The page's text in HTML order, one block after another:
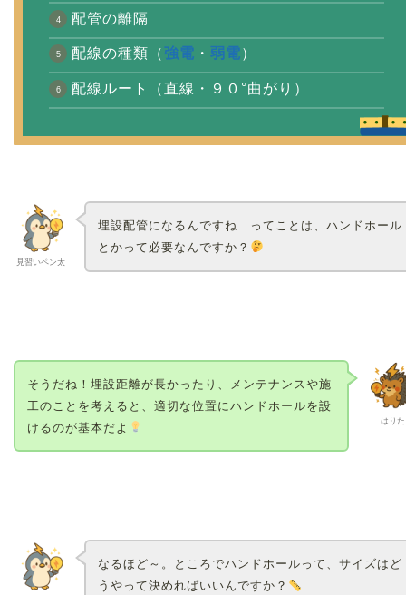
配管の離隔
配線の種類（ 強電 ・ 弱電）
配線ルート（直線・９０°曲がり）
見習いペン太
埋設配管になるんですね…ってことは、ハンドホール
とかって必要なんですか？
はりた
そうだね！埋設距離が長かったり、メンテナンスや施
工のことを考えると、適切な位置にハンドホールを設
けるのが基本だよ
なるほど～。ところでハンドホールって、サイズはど
うやって決めればいいんですか？